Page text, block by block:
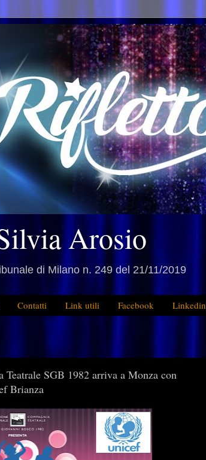
Arosio
di Milano n. 249 del 21/11/2019
Contatti Link utili Facebook Linkedin
SGB 1982 arriva a Monza con
Brianza